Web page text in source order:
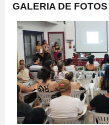
GALERIA DE FOTOS